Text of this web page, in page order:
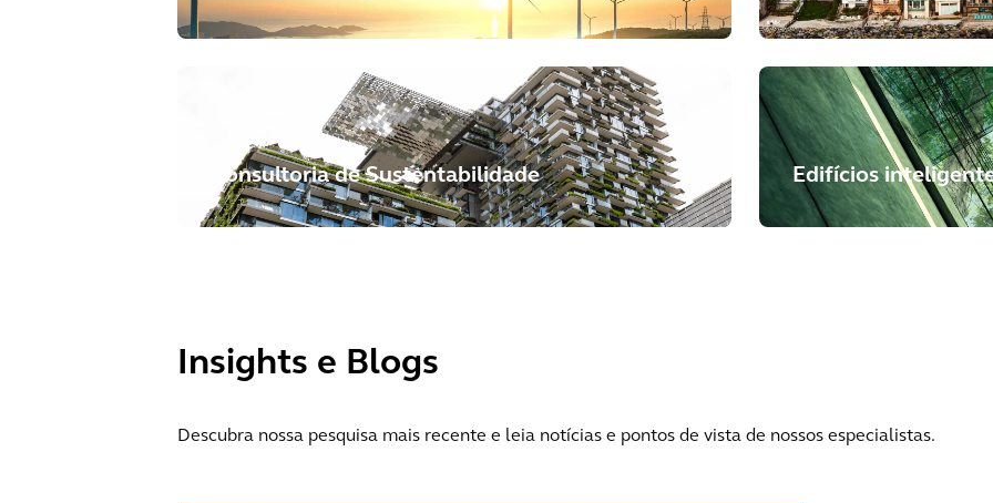
Consultoria de Sustentabilidade Edifícios
Insights e Blogs
Descubra nossa pesquisa mais recente e leia notícias e pontos de vista de nossos especialistas.